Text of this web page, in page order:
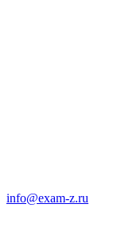
info@exam-z.ru